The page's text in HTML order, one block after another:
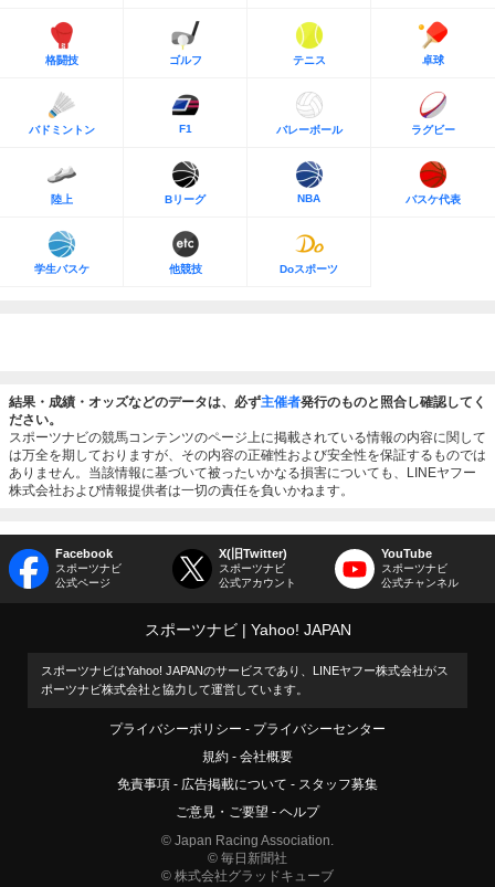
格闘技 ゴルフ テニス 卓球
バドミントン F1 バレーボール ラグビー
陸上 Bリーグ NBA バスケ代表
学生バスケ 他競技 Doスポーツ
結果・成績・オッズなどのデータは、必ず主催者発行のものと照合し確認してく
ださい。
スポーツナビの競馬コンテンツのページ上に掲載されている情報の内容に関して
は万全を期しておりますが、その内容の正確性および安全性を保証するものでは
ありません。当該情報に基づいて被ったいかなる損害についても、LINEヤフー
株式会社および情報提供者は一切の責任を負いかねます。
Facebook
スポーツナビ
公式ページ
X(旧Twitter)
スポーツナビ
公式アカウント
YouTube
スポーツナビ
公式チャンネル
スポーツナビ Yahoo! JAPAN
スポーツナビはYahoo! JAPANのサービスであり、LINEヤフー株式会社がス
ポーツナビ株式会社と協力して運営しています。
プライバシーポリシー
プライバシーセンター
規約
会社概要
免責事項
広告掲載について
スタッフ募集
ご意見・ご要望
ヘルプ
© Japan Racing Association.
© 毎日新聞社
© 株式会社グラッドキューブ